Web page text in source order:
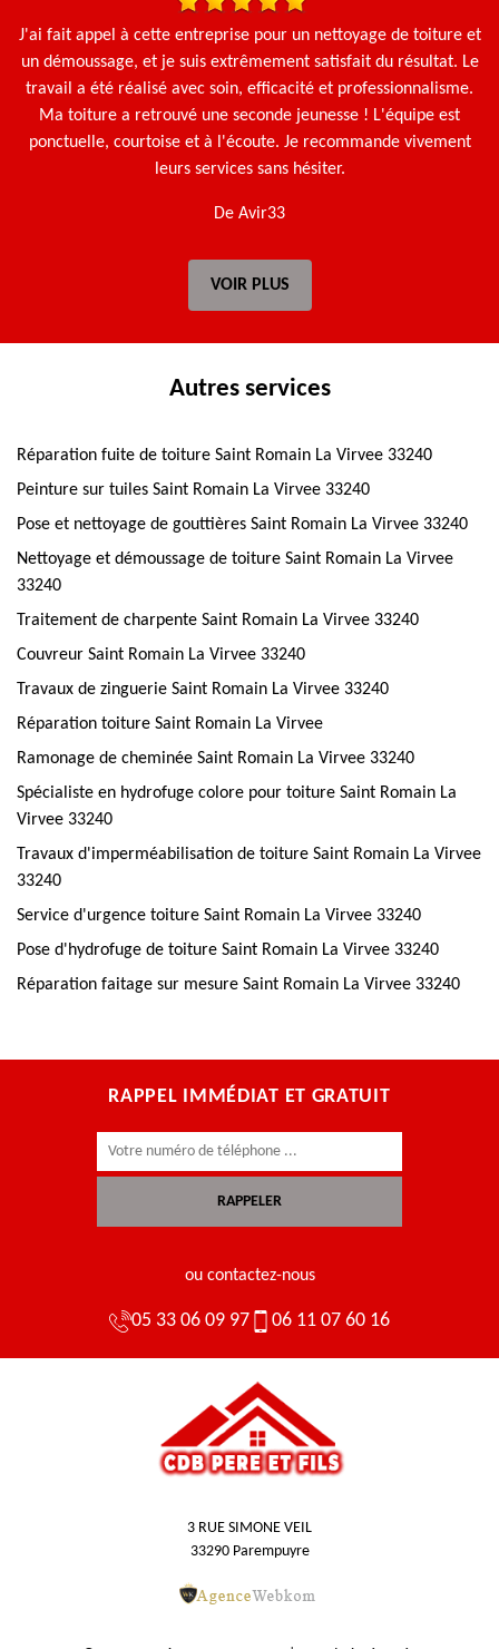
J'ai fait appel à cette entreprise pour un nettoyage de toiture et
un démoussage, et je suis extrêmement satisfait du résultat. Le
travail a été réalisé avec soin, efficacité et professionnalisme.
Ma toiture a retrouvé une seconde jeunesse ! L'équipe est
ponctuelle, courtoise et à l'écoute. Je recommande vivement
leurs services sans hésiter.
De Avir33
VOIR PLUS
Autres services
Réparation fuite de toiture Saint Romain La Virvee 33240
Peinture sur tuiles Saint Romain La Virvee 33240
Pose et nettoyage de gouttières Saint Romain La Virvee 33240
Nettoyage et démoussage de toiture Saint Romain La Virvee
33240
Traitement de charpente Saint Romain La Virvee 33240
Couvreur Saint Romain La Virvee 33240
Travaux de zinguerie Saint Romain La Virvee 33240
Réparation toiture Saint Romain La Virvee
Ramonage de cheminée Saint Romain La Virvee 33240
Spécialiste en hydrofuge colore pour toiture Saint Romain La
Virvee 33240
Travaux d'imperméabilisation de toiture Saint Romain La Virvee
33240
Service d'urgence toiture Saint Romain La Virvee 33240
Pose d'hydrofuge de toiture Saint Romain La Virvee 33240
Réparation faitage sur mesure Saint Romain La Virvee 33240
RAPPEL IMMÉDIAT ET GRATUIT
ou contactez-nous
05 33 06 09 97 06 11 07 60 16
3 RUE SIMONE VEIL
33290 Parempuyre